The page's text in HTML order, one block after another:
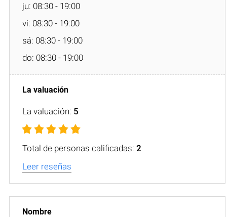
ju: 08:30 - 19:00
vi: 08:30 - 19:00
sá: 08:30 - 19:00
do: 08:30 - 19:00
La valuación: 5
Total de personas calificadas: 2
Leer reseñas